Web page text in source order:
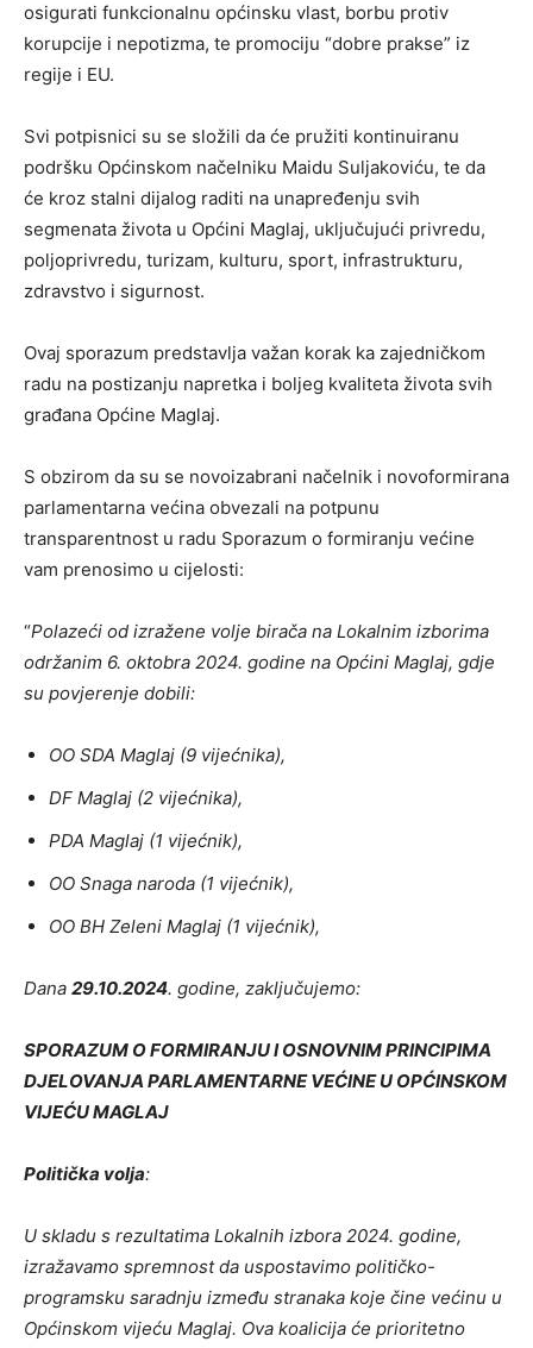
osigurati funkcionalnu općinsku vlast, borbu protiv
korupcije i nepotizma, te promociju “dobre prakse” iz
regije i EU.
Svi potpisnici su se složili da će pružiti kontinuiranu
podršku Općinskom načelniku Maidu Suljakoviću, te da
će kroz stalni dijalog raditi na unapređenju svih
segmenata života u Općini Maglaj, uključujući privredu,
poljoprivredu, turizam, kulturu, sport, infrastrukturu,
zdravstvo i sigurnost.
Ovaj sporazum predstavlja važan korak ka zajedničkom
radu na postizanju napretka i boljeg kvaliteta života svih
građana Općine Maglaj.
S obzirom da su se novoizabrani načelnik i novoformirana
parlamentarna većina obvezali na potpunu
transparentnost u radu Sporazum o formiranju većine
vam prenosimo u cijelosti:
“Polazeći od izražene volje birača na Lokalnim izborima
održanim 6. oktobra 2024. godine na Općini Maglaj, gdje
su povjerenje dobili:
OO SDA Maglaj (9 vijećnika),
DF Maglaj (2 vijećnika),
PDA Maglaj (1 vijećnik),
OO Snaga naroda (1 vijećnik),
OO BH Zeleni Maglaj (1 vijećnik),
Dana 29.10.2024. godine, zaključujemo:
SPORAZUM O FORMIRANJU I OSNOVNIM PRINCIPIMA
DJELOVANJA PARLAMENTARNE VEĆINE U OPĆINSKOM
VIJEĆU MAGLAJ
Politička volja:
U skladu s rezultatima Lokalnih izbora 2024. godine,
izražavamo spremnost da uspostavimo političko-
programsku saradnju između stranaka koje čine većinu u
Općinskom vijeću Maglaj. Ova koalicija će prioritetno